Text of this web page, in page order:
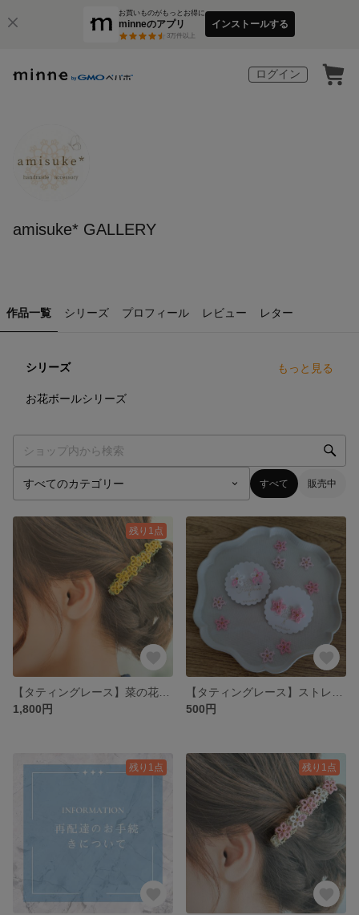
お買いものがもっとお得に
minneのアプリ
3万件以上
インストールする
ログイン
amisuke* GALLERY
作品一覧 シリーズ プロフィール レビュー レター
シリーズ もっと見る
お花ボールシリーズ
すべて 販売中
残り1点
1,800円
500円
残り1点 残り1点